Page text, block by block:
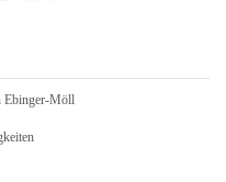
Ebinger-Möll